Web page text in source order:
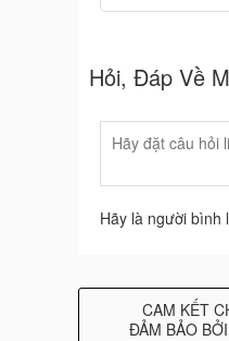
Hỏi, Đáp Về
Hãy là người bình
CAM KẾT
ĐẢM BẢO